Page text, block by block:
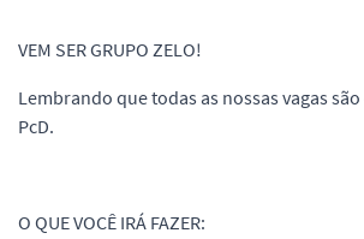
VEM SER GRUPO ZELO!
Lembrando que todas as nossas vagas
PcD.
O QUE VOCÊ IRÁ FAZER: